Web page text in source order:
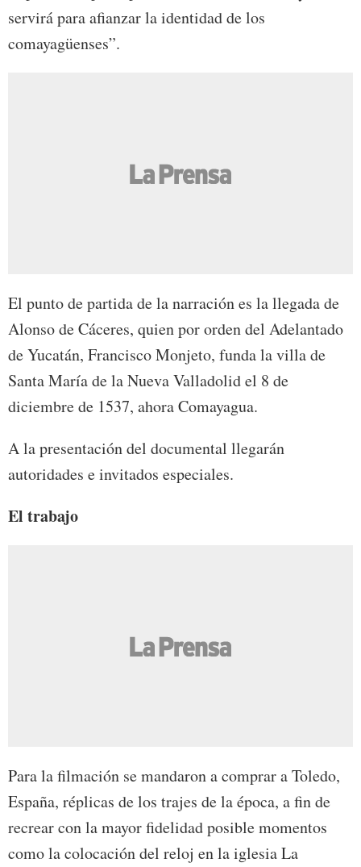
servirá para afianzar la identidad de los
comayagüenses”.
El punto de partida de la narración es la llegada de
Alonso de Cáceres, quien por orden del Adelantado
de Yucatán, Francisco Monjeto, funda la villa de
Santa María de la Nueva Valladolid el 8 de
diciembre de 1537, ahora Comayagua.
A la presentación del documental llegarán
autoridades e invitados especiales.
El trabajo
Para la filmación se mandaron a comprar a Toledo,
España, réplicas de los trajes de la época, a fin de
recrear con la mayor fidelidad posible momentos
como la colocación del reloj en la iglesia La